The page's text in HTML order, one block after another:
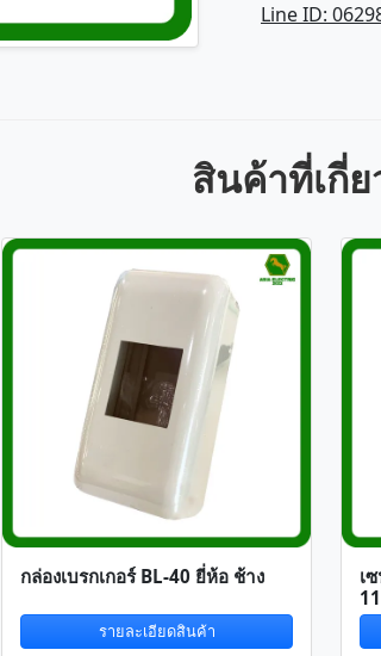
Line ID:
สินค้าที่เกี่
กล่องเบรกเกอร์ BL-40 ยี่ห้อ ช้าง
รายละเอียดสินค้า
เ